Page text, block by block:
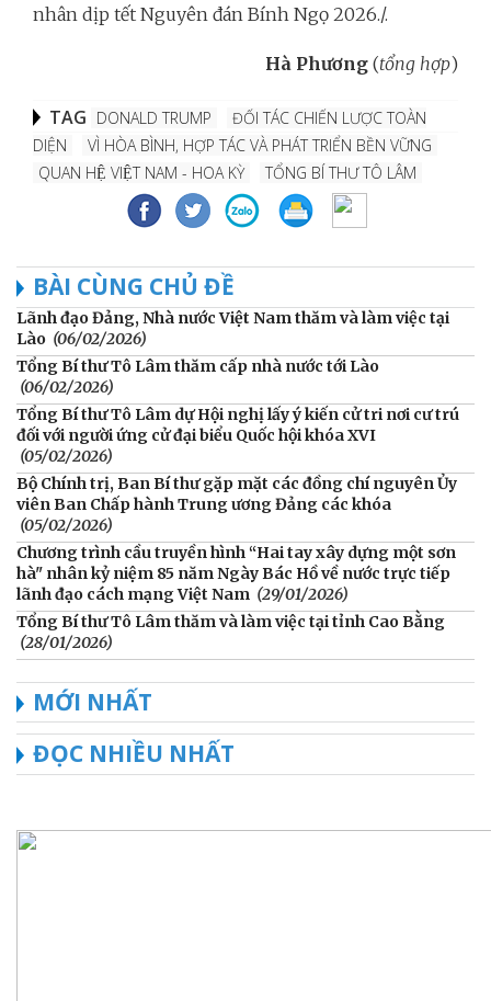
nhân dịp tết Nguyên đán Bính Ngọ 2026./.
Hà Phương (tổng hợp)
TAG DONALD TRUMP
ĐỐI TÁC CHIẾN LƯỢC TOÀN
DIỆN
VÌ HÒA BÌNH, HỢP TÁC VÀ PHÁT TRIỂN BỀN VỮNG
QUAN HỆ VIỆT NAM - HOA KỲ
TỔNG BÍ THƯ TÔ LÂM
BÀI CÙNG CHỦ ĐỀ
Lãnh đạo Đảng, Nhà nước Việt Nam thăm và làm việc tại
Lào (06/02/2026)
Tổng Bí thư Tô Lâm thăm cấp nhà nước tới Lào
(06/02/2026)
Tổng Bí thư Tô Lâm dự Hội nghị lấy ý kiến cử tri nơi cư trú
đối với người ứng cử đại biểu Quốc hội khóa XVI
(05/02/2026)
Bộ Chính trị, Ban Bí thư gặp mặt các đồng chí nguyên Ủy
viên Ban Chấp hành Trung ương Đảng các khóa
(05/02/2026)
Chương trình cầu truyền hình “Hai tay xây dựng một sơn
hà" nhân kỷ niệm 85 năm Ngày Bác Hồ về nước trực tiếp
lãnh đạo cách mạng Việt Nam (29/01/2026)
Tổng Bí thư Tô Lâm thăm và làm việc tại tỉnh Cao Bằng
(28/01/2026)
MỚI NHẤT
ĐỌC NHIỀU NHẤT